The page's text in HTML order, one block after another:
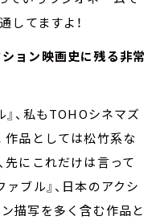
してますよ！
ョン映画史に残る非常
』、私もTOHOシネマズ
作品としては松竹系な
先にこれだけは言って
ブル』、日本のアクシ
描写を多く含む作品と